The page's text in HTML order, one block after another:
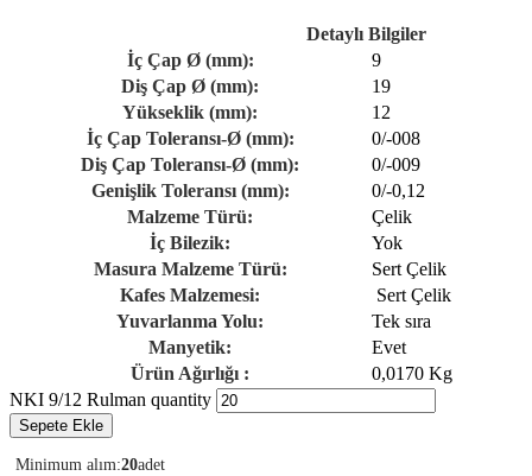
Detaylı Bilgiler
İç Çap Ø (mm):
9
Diş Çap Ø (mm):
19
Yükseklik (mm):
12
İç Çap Toleransı-Ø (mm):
0/-008
Diş Çap Toleransı-Ø (mm):
0/-009
Genişlik Toleransı (mm):
0/-0,12
Malzeme Türü:
Çelik
İç Bilezik:
Yok
Masura Malzeme Türü:
Sert Çelik
Kafes Malzemesi:
Sert Çelik
Yuvarlanma Yolu:
Tek sıra
Manyetik:
Evet
Ürün Ağırlığı :
0,0170 Kg
NKI 9/12 Rulman quantity
Sepete Ekle
Minimum alım:20adet